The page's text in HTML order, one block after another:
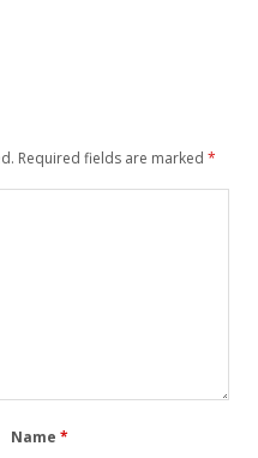
Required fields are marked *
Name *